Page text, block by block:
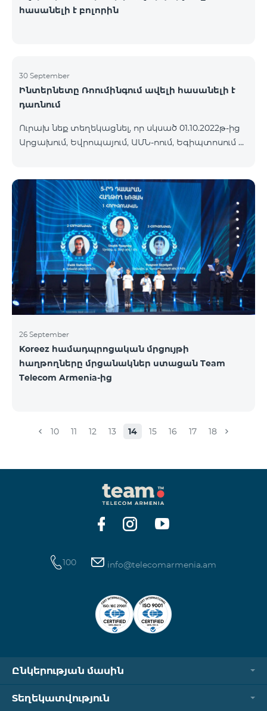
հասանելի է բոլորին
30 September
Ինտերնետը Ռոումինգում ավելի հասանելի է
դառնում
Ուրախ նեք տեղեկացնել, որ սկսած 01.10.2022թ-ից
Արցախում, Եվրոպայում, ԱՄՆ-ոում, Եգիպտոսում և
ելքային զանգեր դեպի Հայաստան՝ 150 դրամ/
րոպե: Ելքային զանգեր տեղական՝ 500 դրամ/
րոպե: SMS՝ 150 դրամ: Երկրների ամբողջական
ցանկ՝ Արցախ, Ալբանիա, ԱՄՆ, Ավստրալիա,
Ավստրիա, Բելգիա, Բոսնիա և Հերցեգովինա,
Բուլղարիա, Գերմանիա, Դանիա, Եգիպտոս,
Էստոնիա, Իռլանդիա, Իսլանդիա, Իսպանիա,
Իտալիա, Լատվիա, Լեհաստան, Լիխտենշտեյն,
26 September
Koreez համադպրոցական մրցույթի
հաղթողները մրցանակներ ստացան Team
Telecom Armenia-ից
10 11 12 13 14 15 16 17 18
100 info@telecomarmenia.am
Ընկերության մասին
Տեղեկատվություն